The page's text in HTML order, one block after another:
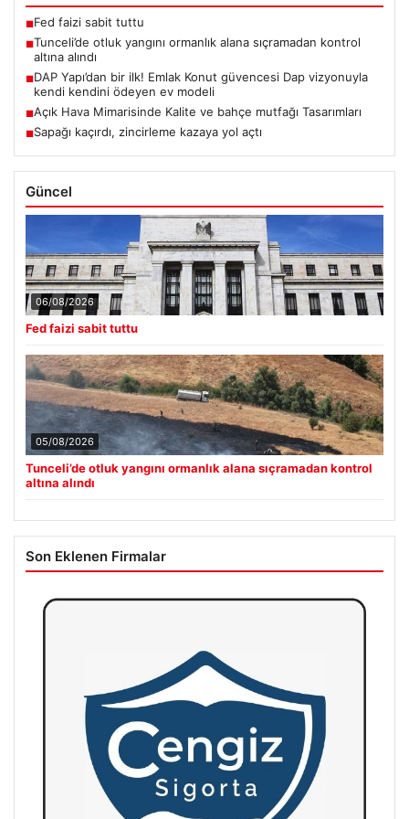
■Fed faizi sabit tuttu
■Tunceli’de otluk yangını ormanlık alana sıçramadan kontrol
altına alındı
■DAP Yapı’dan bir ilk! Emlak Konut güvencesi Dap vizyonuyla
kendi kendini ödeyen ev modeli
■Açık Hava Mimarisinde Kalite ve bahçe mutfağı Tasarımları
■Sapağı kaçırdı, zincirleme kazaya yol açtı
Güncel
06/08/2026
Fed faizi sabit tuttu
05/08/2026
Tunceli’de otluk yangını ormanlık alana sıçramadan kontrol
altına alındı
Son Eklenen Firmalar